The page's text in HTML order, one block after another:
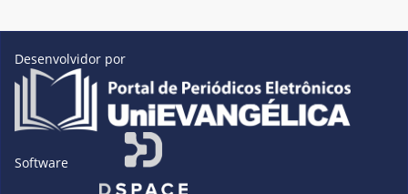
Desenvolvidor por
Software